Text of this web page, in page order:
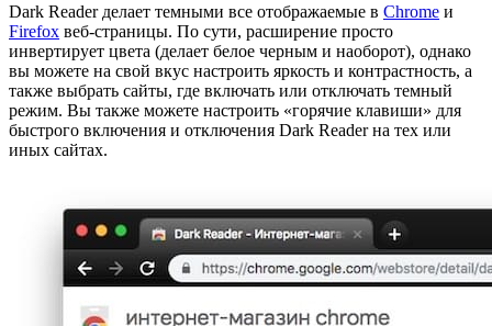
Dark Reader делает темными все отображаемые в Chrome и
Firefox веб-страницы. По сути, расширение просто
инвертирует цвета (делает белое черным и наоборот), однако
вы можете на свой вкус настроить яркость и контрастность, а
также выбрать сайты, где включать или отключать темный
режим. Вы также можете настроить «горячие клавиши» для
быстрого включения и отключения Dark Reader на тех или
иных сайтах.